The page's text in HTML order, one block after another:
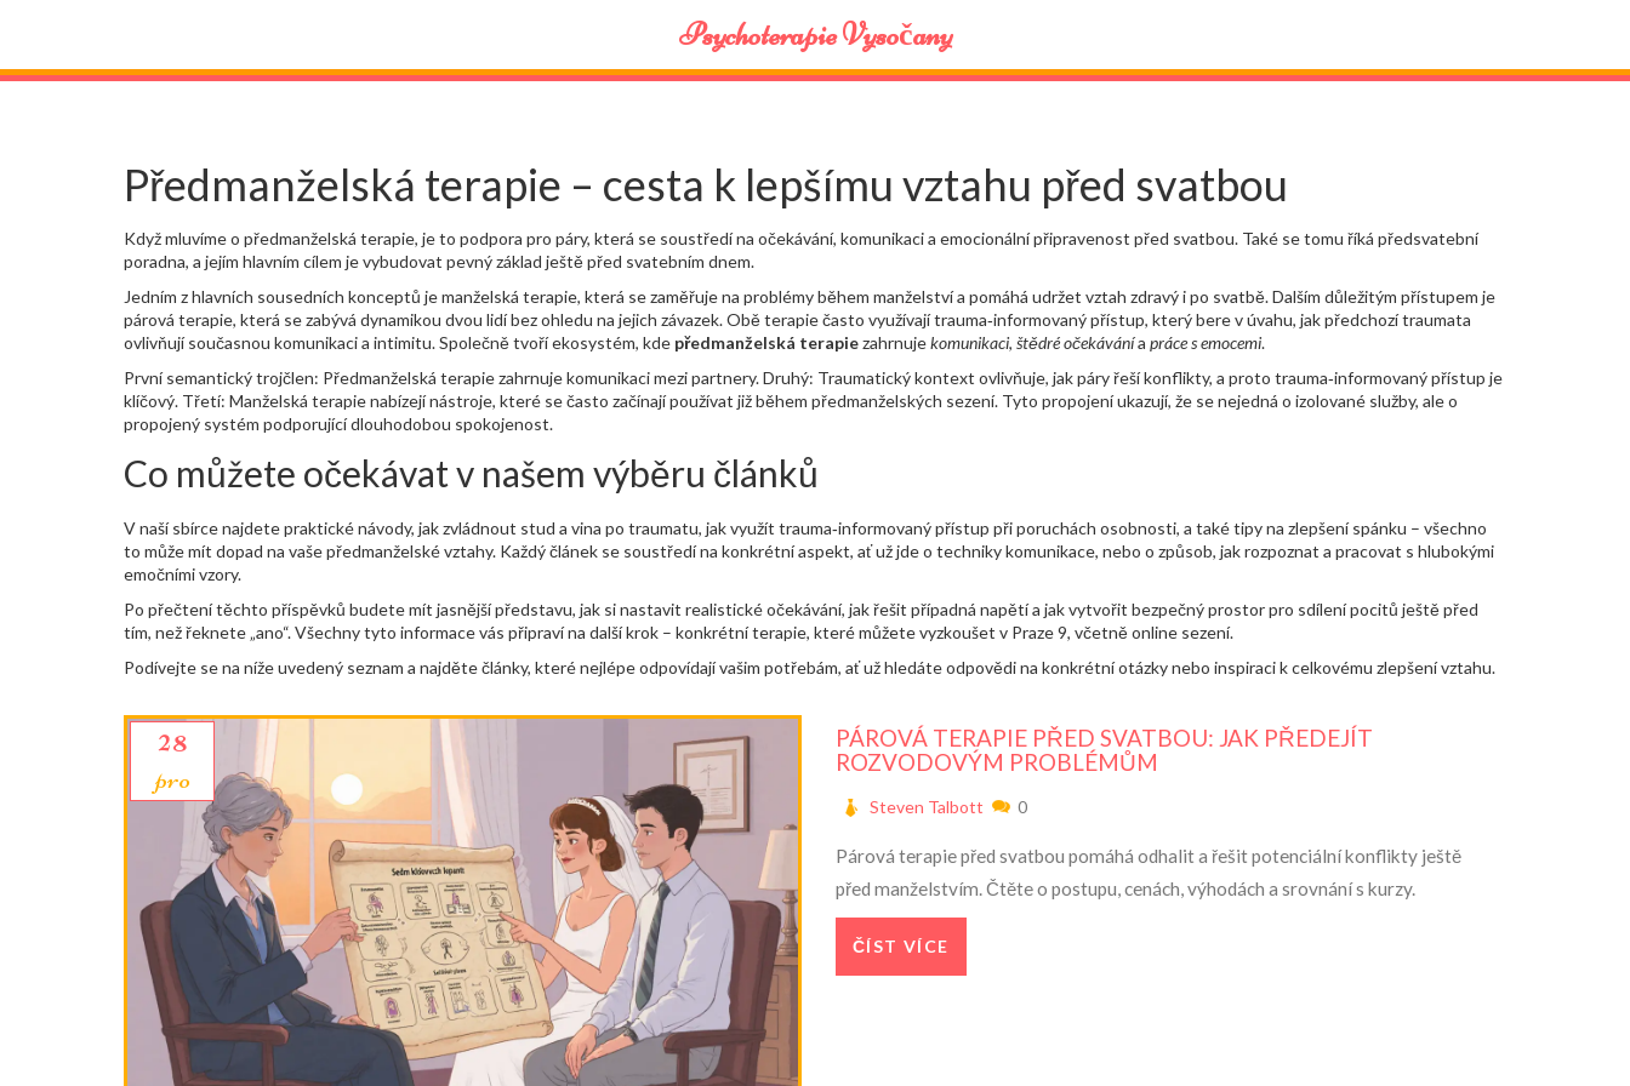
Psychoterapie Vysočany
Předmanželská terapie – cesta k lepšímu vztahu před svatbou
Když mluvíme o předmanželská terapie, je to podpora pro páry, která se soustředí na očekávání, komunikaci a emocionální připravenost před svatbou. Také se tomu říká předsvatební
poradna, a jejím hlavním cílem je vybudovat pevný základ ještě před svatebním dnem.
Jedním z hlavních sousedních konceptů jemanželská terapie, která se zaměřuje na problémy během manželství a pomáhá udržet vztah zdravý i po svatbě. Dalším důležitým přístupem je
párová terapie, která se zabývá dynamikou dvou lidí bez ohledu na jejich závazek. Obě terapie často využívajítrauma‑informovaný přístup, který bere v úvahu, jak předchozí traumata
ovlivňují současnou komunikaci a intimitu. Společně tvoří ekosystém, kde předmanželská terapiezahrnujekomunikaci, štědré očekávánía práce s emocemi.
První semantický trojčlen: Předmanželská terapie zahrnuje komunikaci mezi partnery. Druhý: Traumatický kontext ovlivňuje, jak páry řeší konflikty, a proto trauma‑informovaný přístup je
klíčový. Třetí: Manželská terapie nabízejí nástroje, které se často začínají používat již během předmanželských sezení. Tyto propojení ukazují, že se nejedná o izolované služby, ale o
propojený systém podporující dlouhodobou spokojenost.
Co můžete očekávat v našem výběru článků
V naší sbírce najdete praktické návody, jak zvládnout stud a vina po traumatu, jak využít trauma‑informovaný přístup při poruchách osobnosti, a také tipy na zlepšení spánku – všechno
to může mít dopad na vaše předmanželské vztahy. Každý článek se soustředí na konkrétní aspekt, ať už jde o techniky komunikace, nebo o způsob, jak rozpoznat a pracovat s hlubokými
emočními vzory.
Po přečtení těchto příspěvků budete mít jasnější představu, jak si nastavit realistické očekávání, jak řešit případná napětí a jak vytvořit bezpečný prostor pro sdílení pocitů ještě před
tím, než řeknete „ano“. Všechny tyto informace vás připraví na další krok – konkrétní terapie, které můžete vyzkoušet v Praze 9, včetně online sezení.
Podívejte se na níže uvedený seznam a najděte články, které nejlépe odpovídají vašim potřebám, ať už hledáte odpovědi na konkrétní otázky nebo inspiraci k celkovému zlepšení vztahu.
28
pro
PÁROVÁ TERAPIE PŘED SVATBOU: JAK PŘEDEJÍT
ROZVODOVÝM PROBLÉMŮM
Steven Talbott 0
Párová terapie před svatbou pomáhá odhalit a řešit potenciální konflikty ještě
před manželstvím. Čtěte o postupu, cenách, výhodách a srovnání s kurzy.
ČÍST VÍCE